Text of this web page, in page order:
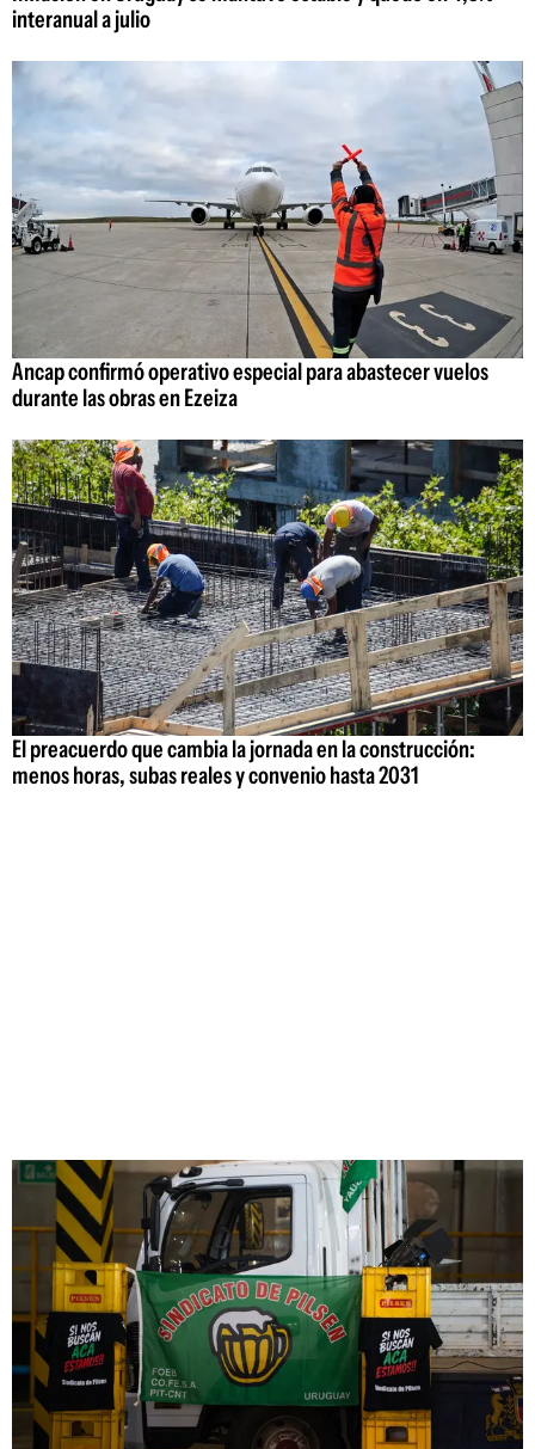
interanual a julio
Ancap confirmó operativo especial para abastecer vuelos
durante las obras en Ezeiza
El preacuerdo que cambia la jornada en la construcción:
menos horas, subas reales y convenio hasta 2031